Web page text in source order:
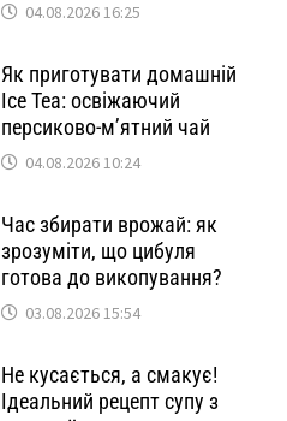
04.08.2026 16:25
Як приготувати домашній
Ice Tea: освіжаючий
персиково-м’ятний чай
04.08.2026 10:24
Час збирати врожай: як
зрозуміти, що цибуля
готова до викопування?
03.08.2026 15:54
Не кусається, а смакує!
Ідеальний рецепт супу з